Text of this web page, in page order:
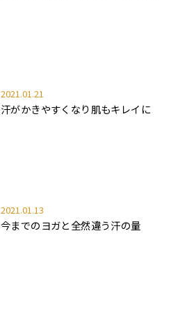
2021.01.21
汗がかきやすくなり肌もキレイに
2021.01.13
今までのヨガと全然違う汗の量